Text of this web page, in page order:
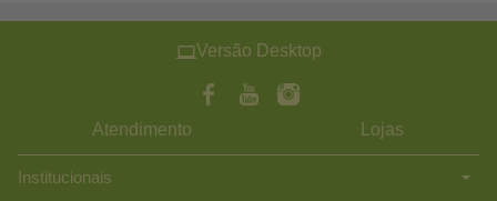
Versão Desktop
Atendimento Lojas
Institucionais